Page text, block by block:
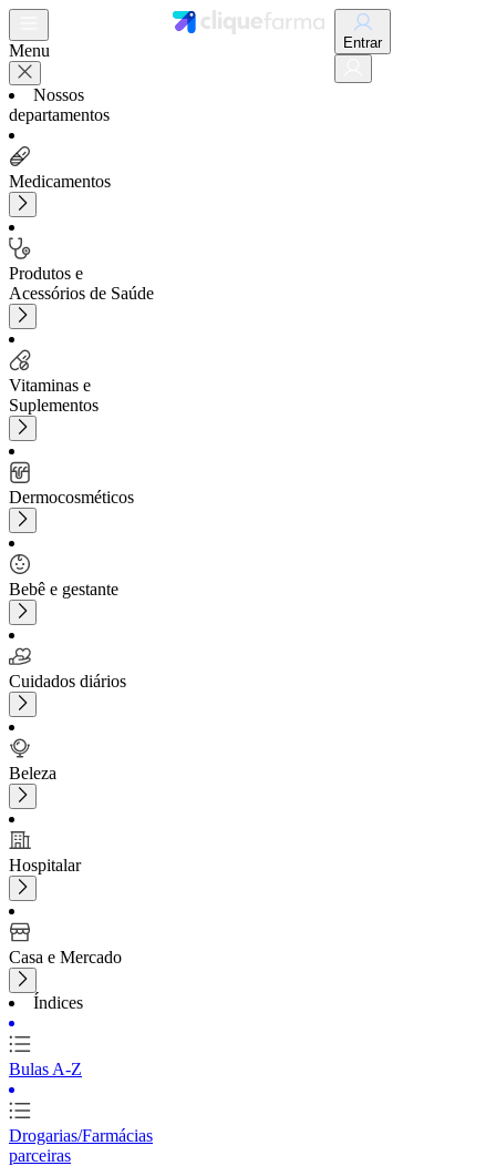
Menu
Nossos
departamentos
Medicamentos
Produtos e
Acessórios de Saúde
Vitaminas e
Suplementos
Dermocosméticos
Bebê e gestante
Cuidados diários
Beleza
Hospitalar
Casa e Mercado
Índices
Bulas A-Z
Drogarias/Farmácias
parceiras
Entrar